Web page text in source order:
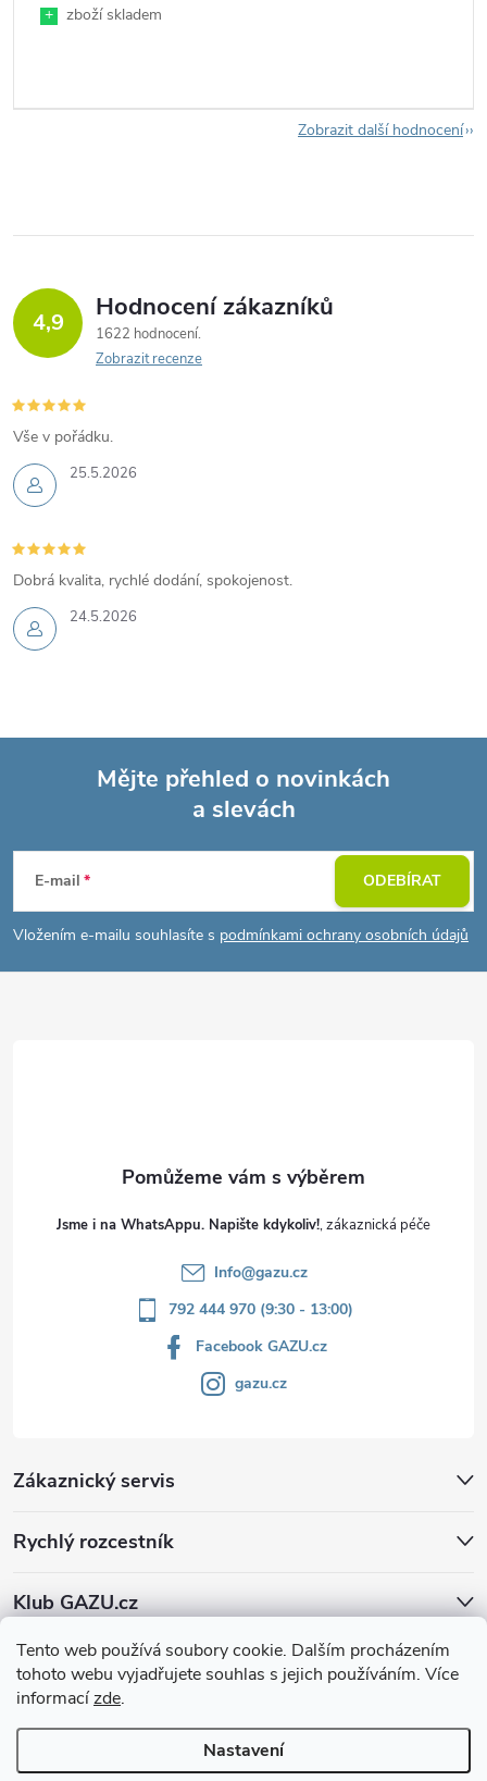
Tento web používá soubory cookie. Dalším procházením
tohoto webu vyjadřujete souhlas s jejich používáním. Více
informacízde.
Nastavení
+
zboží skladem
Zobrazit další hodnocení
4,9 Hodnocení zákazníků
1622 hodnocení
Zobrazit recenze
25.5.2026
Vše v pořádku.
24.5.2026
Dobrá kvalita, rychlé dodání, spokojenost.
p
Mějte přehled o novinkách
a slevách
E-mail
Vložením e-mailu souhlasíte s podmínkami ochrany osobních údajů
ODEBÍRAT
Jsme i na WhatsAppu. Napište kdykoliv!
Info@gazu.cz
792 444 970 (9:30 - 13:00)
Facebook GAZU.cz
gazu.cz
Zákaznický servis
Rychlý rozcestník
Klub GAZU.cz